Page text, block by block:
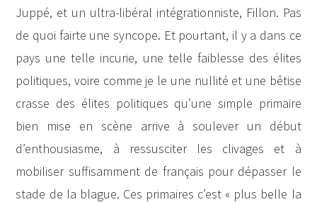
Juppé, et un ultra-libéral intégrationniste, Fillon. Pas
de quoi fairte une syncope. Et pourtant, il y a dans ce
pays une telle incurie, une telle faiblesse des élites
politiques, voire comme je le une nullité et une bêtise
crasse des élites politiques qu’une simple primaire
bien mise en scène arrive à soulever un début
d’enthousiasme, à ressusciter les clivages et à
mobiliser suffisamment de français pour dépasser le
stade de la blague. Ces primaires c’est « plus belle la